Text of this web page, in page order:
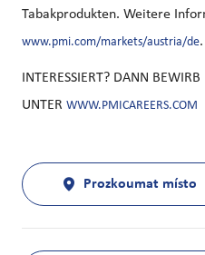
Tabakprodukten. Weitere
www.pmi.com/markets/austria/de.
INTERESSIERT? DANN BEWIRB
UNTER WWW.PMICAREERS.COM
Prozkoumat místo